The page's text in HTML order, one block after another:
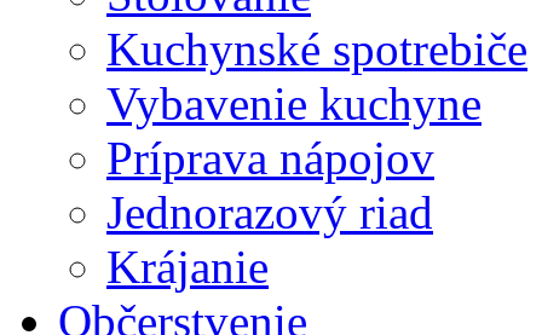
Kuchynské spotrebiče
Vybavenie kuchyne
Príprava nápojov
Jednorazový riad
Krájanie
Občerstvenie